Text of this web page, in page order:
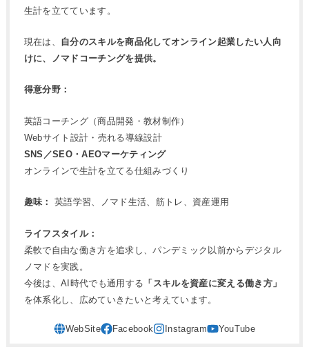
生計を立てています。
現在は、 自分のスキルを商品化してオンライン起業したい人向
けに、ノマドコーチングを提供。
得意分野：
英語コーチング（商品開発・教材制作）
Webサイト設計・売れる導線設計
SNS／SEO・AEOマーケティング
オンラインで生計を立てる仕組みづくり
趣味： 英語学習、ノマド生活、筋トレ、資産運用
ライフスタイル：
柔軟で自由な働き方を追求し、パンデミック以前からデジタル
ノマドを実践。
今後は、AI時代でも通用する 「スキルを資産に変える働き方」
を体系化し、広めていきたいと考えています。